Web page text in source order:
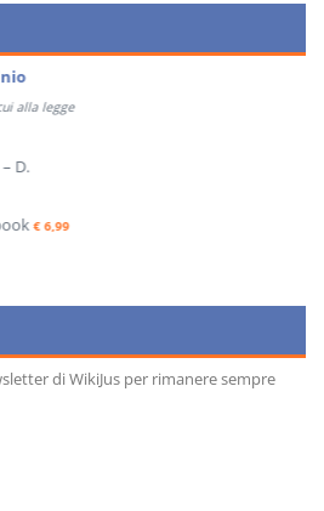
alla legge
D.
€ 6,99
di WikiJus per rimanere sempre